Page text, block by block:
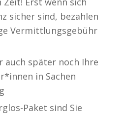
sicher sind, bezahlen
Vermittlungsgebühr
auch später noch Ihre
in Sachen
Paket sind Sie